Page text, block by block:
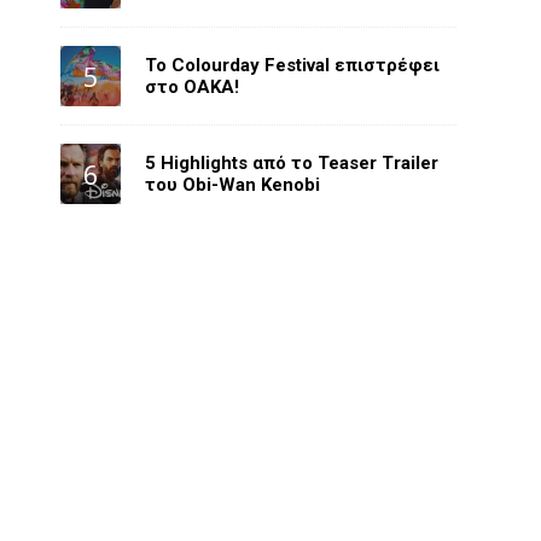
Το Colourday Festival επιστρέφει
στο ΟΑΚΑ!
5 Highlights από το Teaser Trailer
του Obi-Wan Kenobi